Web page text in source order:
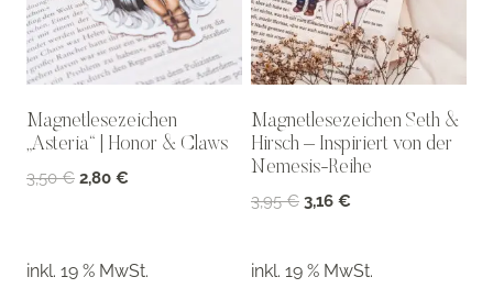
Magnetlesezeichen
„Asteria“ | Honor & Claws
3,50€ Ursprünglicher
2,80 €
inkl. 19 % MwSt.
Magnetlesezeichen Seth &
Hirsch – Inspiriert von der
Nemesis-Reihe
3,95€ Ursprünglicher
3,95 €
3,16 €
3,16 €.
inkl. 19 % MwSt.